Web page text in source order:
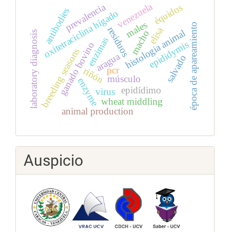
ganado bovino
oxitetraciclina hígado
músculo
riñón
residuoshistologia animal
epidídimo época de apareamiento
machoepididymis
breeding seasons
males
enzimas
salvado
aragua
enzymewheat middling
animal production
elisa
prevalencia venezuela
antibodies
virus
laboratory diagnosis
équidos
pcr
Auspicio